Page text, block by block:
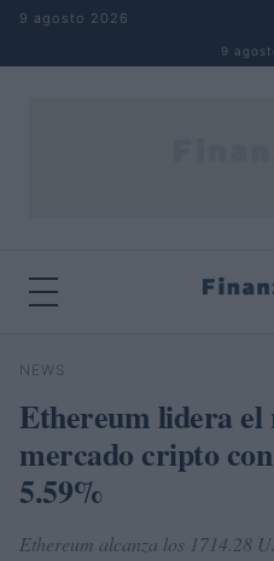
Saltar al contenido
9 agosto 2026
9
Buscar
NEWS
Ethereum lidera el
mercado cripto
5.59%
Ethereum alcanza los 1714.28